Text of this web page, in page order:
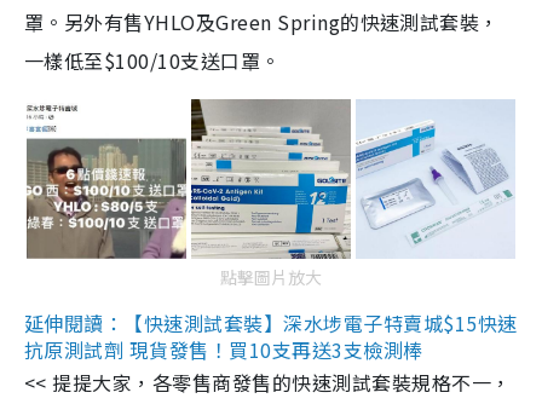
罩。另外有售YHLO及Green Spring的快速測試套裝，
一樣低至$100/10支送口罩。
點擊圖片放大
延伸閱讀：【快速測試套裝】深水埗電子特賣城$15快速
抗原測試劑 現貨發售！買10支再送3支檢測棒
<< 提提大家，各零售商發售的快速測試套裝規格不一，